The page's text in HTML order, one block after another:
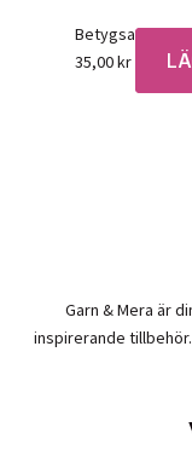
Betygsatt0av 5
35,00kr
Garn & Mera är
inspirerande